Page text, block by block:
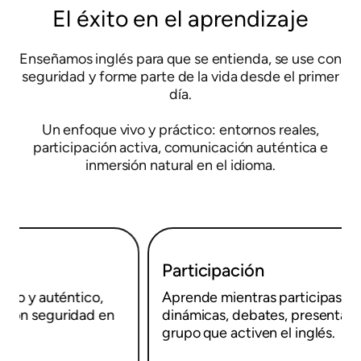
El éxito en el aprendizaje
Enseñamos inglés para que se entienda, se use con
seguridad y forme parte de la vida desde el primer
día.
Un enfoque vivo y práctico: entornos reales,
participación activa, comunicación auténtica e
inmersión natural en el idioma.
Aprende mientras participas en actividades
dinámicas, debates, presentaciones y retos en
grupo que activen el inglés.